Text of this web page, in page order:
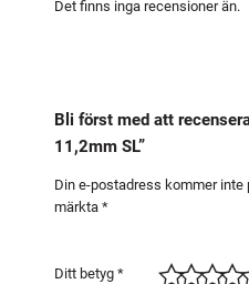
Det finns inga recensioner än.
Bli först med att
11,2mm SL”
Din e-postadress kommer inte
märkta *
Ditt betyg *